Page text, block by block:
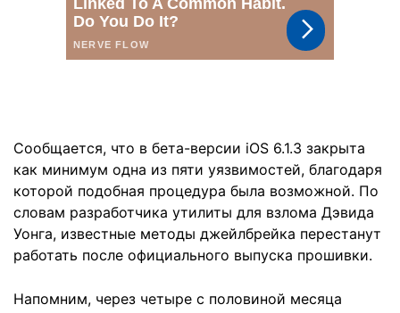
Сообщается, что в бета-версии iOS 6.1.3 закрыта
как минимум одна из пяти уязвимостей, благодаря
которой подобная процедура была возможной. По
словам разработчика утилиты для взлома Дэвида
Уонга, известные методы джейлбрейка перестанут
работать после официального выпуска прошивки.
Напомним, через четыре с половиной месяца